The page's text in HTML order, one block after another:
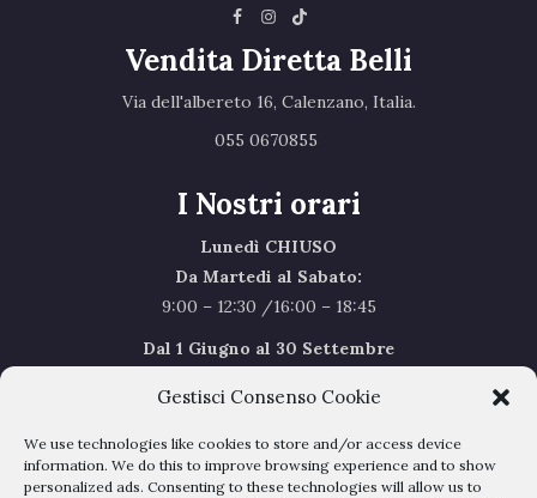
Gestisci Consenso Cookie
We use technologies like cookies to store and/or access device
information. We do this to improve browsing experience and to show
personalized ads. Consenting to these technologies will allow us to
Vendita Diretta Belli
Via dell'albereto 16, Calenzano, Italia.‎
055 0670855 ‎
I Nostri orari
Lunedì CHIUSO
Da Martedi al Sabato:
9:00 – 12:30 /16:00 – 18:45
Dal 1 Giugno al 30 Settembre
Sabato Agosto Chiusi
I chiusi per Ferie dal 1 al 24Agosto